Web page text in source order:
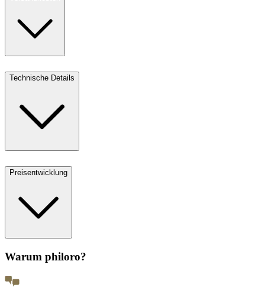
Technische Details
Preisentwicklung
Warum philoro?